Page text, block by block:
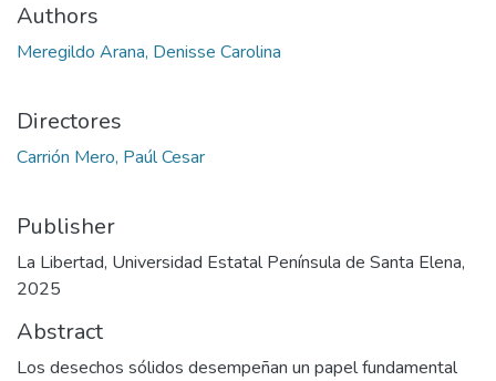
Authors
Meregildo Arana, Denisse Carolina
Directores
Carrión Mero, Paúl Cesar
Publisher
La Libertad, Universidad Estatal Península de Santa Elena,
2025
Abstract
Los desechos sólidos desempeñan un papel fundamental